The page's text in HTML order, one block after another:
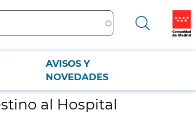
AVISOS Y
NOVEDADES
al Hospital